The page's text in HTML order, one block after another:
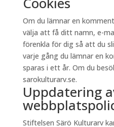
Om du lämnar en
välja att få ditt namn, e-
förenkla för dig så att du
varje gång du lämnar en
sparas i ett år. Om du
sarokulturarv.se.
Uppdatering
Stiftelsen Särö Kulturarv